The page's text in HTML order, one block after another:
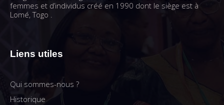
femmes et d’individus créé en 1990 dont le siège est à
Lomé, Togo .
Liens utiles
Qui sommes-nous ?
Historique